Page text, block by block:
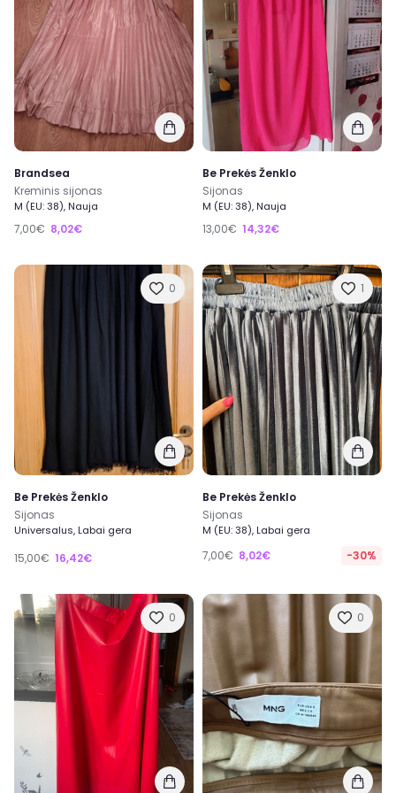
Brandsea
Kreminis sijonas
M (EU: 38), Nauja
7,00€ 8,02€
Be Prekės Ženklo
Sijonas
M (EU: 38), Nauja
13,00€ 14,32€
0
Be Prekės Ženklo
Sijonas
Universalus, Labai gera
15,00€ 16,42€
1
Be Prekės Ženklo
Sijonas
M (EU: 38), Labai gera
7,00€ 8,02€ -30%
0 0